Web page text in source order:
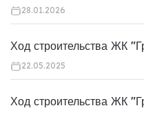
28.01.2026
Ход строительства ЖК
22.05.2025
Ход строительства ЖК